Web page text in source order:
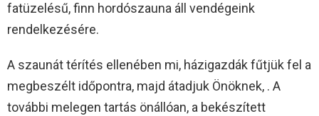
fatüzelésű, finn hordószauna áll vendégeink
rendelkezésére.
A szaunát térítés ellenében mi, házigazdák fűtjük fel a
megbeszélt időpontra, majd átadjuk Önöknek, . A
további melegen tartás önállóan, a bekészített